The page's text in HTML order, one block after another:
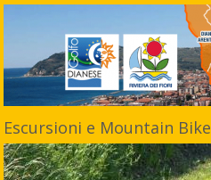
Escursioni e Mountain Bike